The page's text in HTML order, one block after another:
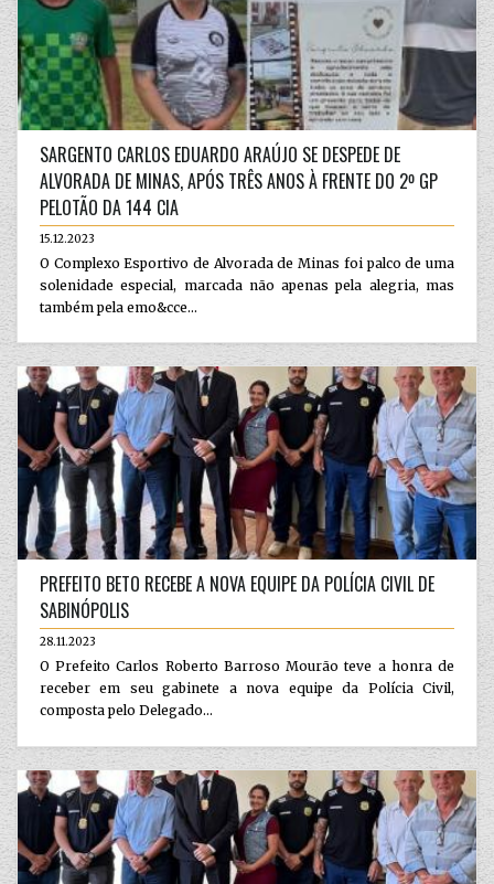
SARGENTO CARLOS EDUARDO ARAÚJO SE DESPEDE DE
ALVORADA DE MINAS, APÓS TRÊS ANOS À FRENTE DO 2º GP
PELOTÃO DA 144 CIA
15.12.2023
O Complexo Esportivo de Alvorada de Minas foi palco de uma
solenidade especial, marcada não apenas pela alegria, mas
também pela emo&cce...
PREFEITO BETO RECEBE A NOVA EQUIPE DA POLÍCIA CIVIL DE
SABINÓPOLIS
28.11.2023
O Prefeito Carlos Roberto Barroso Mourão teve a honra de
receber em seu gabinete a nova equipe da Polícia Civil,
composta pelo Delegado...